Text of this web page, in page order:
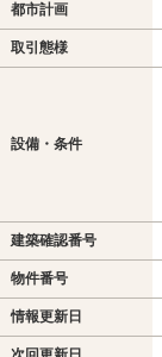
都市計画
取引態様
設備・条件
建築確認番号
物件番号
情報更新日